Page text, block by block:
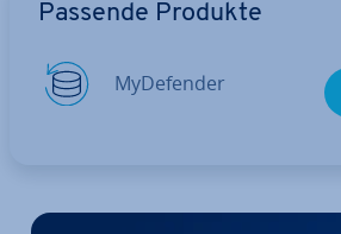
Passende Produkte
My­De­fen­der